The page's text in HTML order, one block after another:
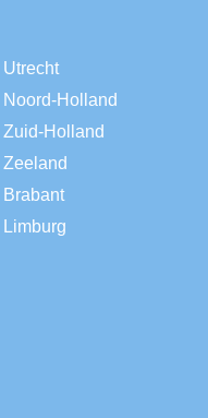
Utrecht
Noord-Holland
Zuid-Holland
Zeeland
Brabant
Limburg